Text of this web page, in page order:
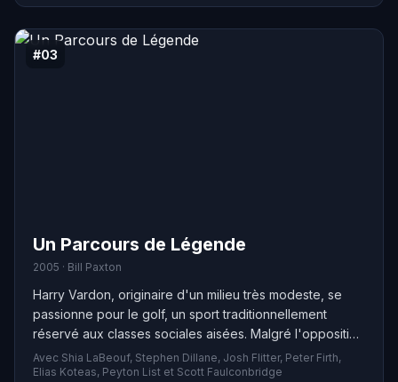
#03
Un Parcours de Légende
2005 · Bill Paxton
Harry Vardon, originaire d'un milieu très modeste, se
passionne pour le golf, un sport traditionnellement
réservé aux classes sociales aisées. Malgré l'opposition
de son père, il travaille sans relâche pour devenir un
véritable prodige et atteindre un niveau exceptionnel. À
Avec Shia LaBeouf, Stephen Dillane, Josh Flitter, Peter Firth,
Elias Koteas, Peyton List et Scott Faulconbridge